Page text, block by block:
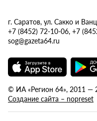
г. Саратов, ул. Сакко и
+7 (8452) 72-10-06, +7
sog@gazeta64.ru
© ИА «Регион 64», 2011 —
Создание сайта – nopreset